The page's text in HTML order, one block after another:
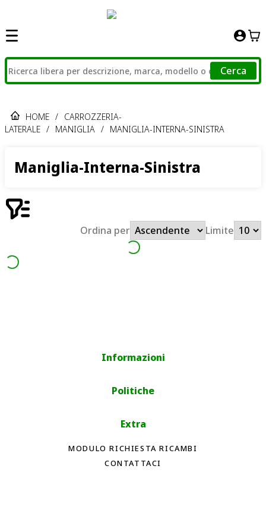
Cerca
HOME / CARROZZERIA-
LATERALE / MANIGLIA / MANIGLIA-INTERNA-SINISTRA
Maniglia-Interna-Sinistra
Ordina per Limite
Informazioni
Politiche
Extra
MODULO RICHIESTA RICAMBI
CONTATTACI